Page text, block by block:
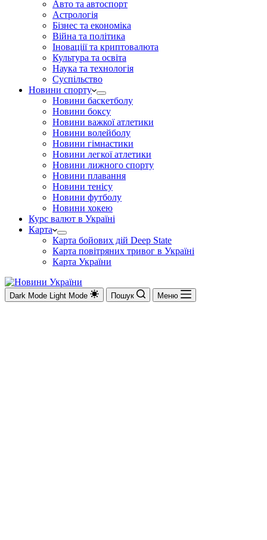
Авто та автоспорт
Астрологія
Бізнес та економіка
Війна та політика
Іноваціії та криптовалюта
Культура та освіта
Наука та технологія
Суспільство
Новини спорту
Новини баскетболу
Новини боксу
Новини важкої атлетики
Новини волейболу
Новини гімнастики
Новини легкої атлетики
Новини лижного спорту
Новини плавання
Новини тенісу
Новини футболу
Новини хокею
Курс валют в Україні
Карта
Карта бойових дій Deep State
Карта повітряних тривог в Україні
Карта України
Dark Mode Light Mode Пошук Меню